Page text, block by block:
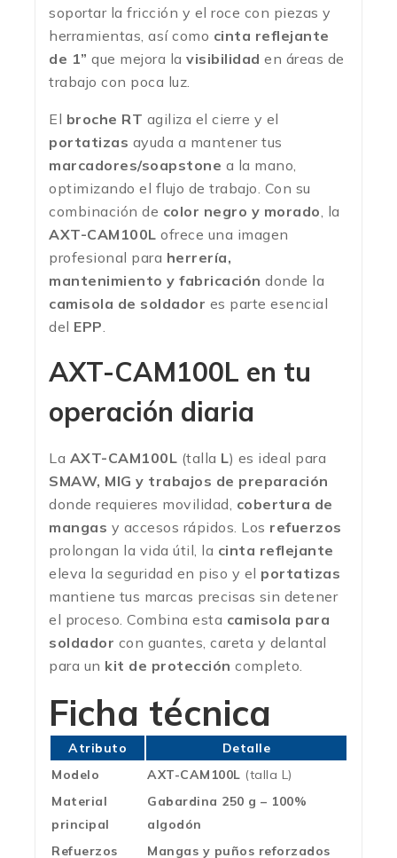
soportar la fricción y el roce con piezas y
herramientas, así como cinta reflejante
de 1” que mejora la visibilidad en áreas de
trabajo con poca luz.
El broche RT agiliza el cierre y el
portatizas ayuda a mantener tus
marcadores/soapstone a la mano,
optimizando el flujo de trabajo. Con su
combinación de color negro y morado, la
AXT-CAM100L ofrece una imagen
profesional para herrería,
mantenimiento y fabricación donde la
camisola de soldador es parte esencial
del EPP.
AXT-CAM100L en tu
operación diaria
La AXT-CAM100L (talla L) es ideal para
SMAW, MIG y trabajos de preparación
donde requieres movilidad, cobertura de
mangas y accesos rápidos. Los refuerzos
prolongan la vida útil, la cinta reflejante
eleva la seguridad en piso y el portatizas
mantiene tus marcas precisas sin detener
el proceso. Combina esta camisola para
soldador con guantes, careta y delantal
para un kit de protección completo.
Ficha técnica
Atributo
Detalle
Modelo
AXT-CAM100L (talla L)
Material
principal
Gabardina 250 g – 100%
algodón
Refuerzos
Mangas y puños reforzados